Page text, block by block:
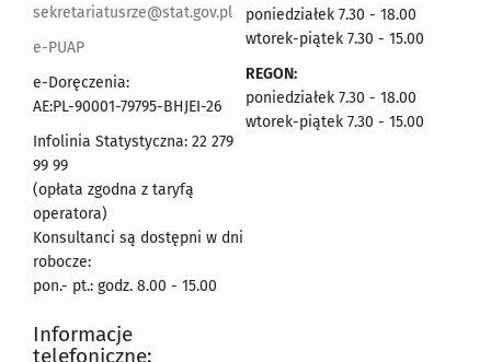
sekretariatusrze@stat.gov.pl
e-PUAP
e-Doręczenia:
AE:PL-90001-79795-BHJEI-26
Infolinia Statystyczna: 22 279
99 99
(opłata zgodna z taryfą
operatora)
Konsultanci są dostępni w dni
robocze:
pon.- pt.: godz. 8.00 - 15.00
poniedziałek 7.30 - 18.00
wtorek-piątek 7.30 - 15.00
REGON:
poniedziałek 7.30 - 18.00
wtorek-piątek 7.30 - 15.00
Informacje
telefoniczne: